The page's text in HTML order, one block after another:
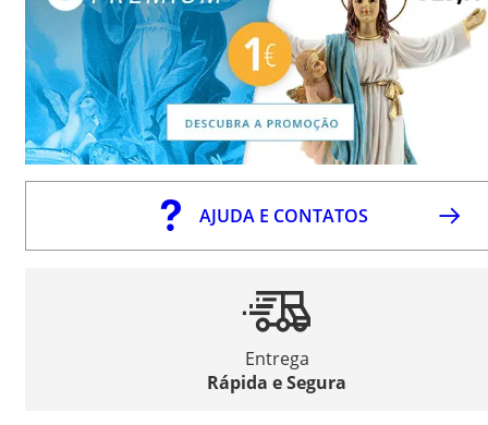
AJUDA E CONTATOS
Entrega
Rápida e Segura